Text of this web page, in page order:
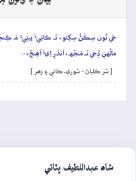
جَي تُون سِڪَڻُ سِکِئو، تَہ ڪاتِيءَ پيئِيءَ مَ
ماڻُهنِ ڏِجي نَہ مَنجُهہ، اَندَرِ اِيءَ اَھِنجُ،…
[ سُر ڪلياڻ - سُوري، ڪاتي ۽ زھر ]
شاھ عبداللطيف ڀٽائي